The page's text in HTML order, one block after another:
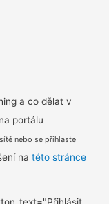
a co dělat v
portálu
nebo se přihlaste
natéto stránce